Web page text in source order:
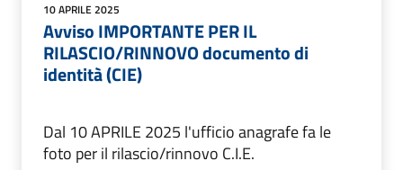
10 APRILE 2025
Avviso IMPORTANTE PER IL
RILASCIO/RINNOVO documento di
identità (CIE)
Dal 10 APRILE 2025 l'ufficio anagrafe fa le
foto per il rilascio/rinnovo C.I.E.